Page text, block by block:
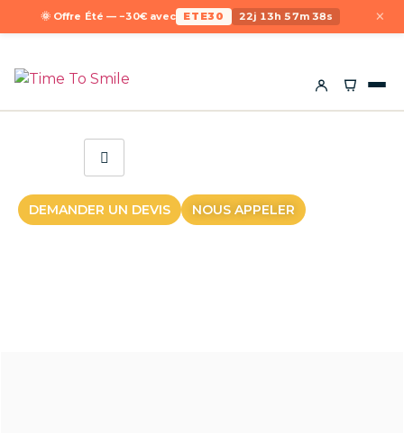
🌞 Offre Été — −30€ avec ETE30 22j 13h 57m 38s ×
DEMANDER UN DEVIS NOUS APPELER